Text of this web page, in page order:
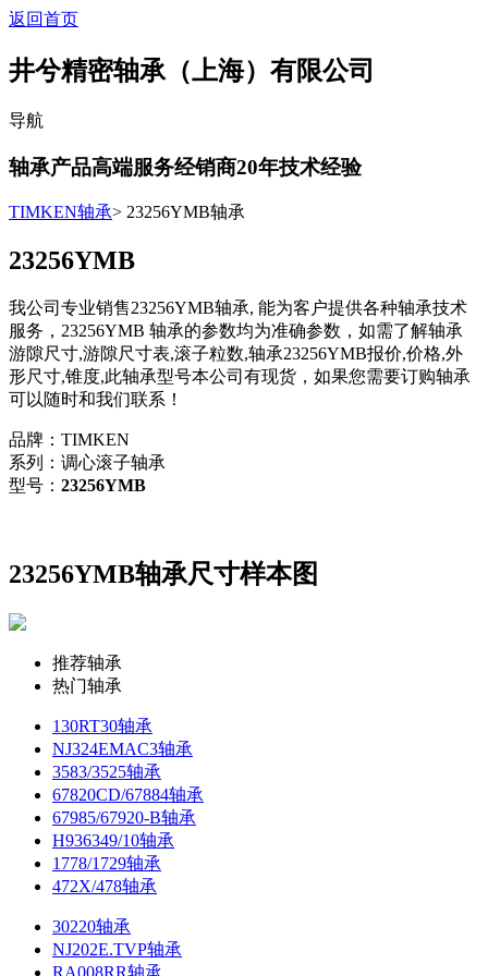
返回首页
井兮精密轴承（上海）有限公司
导航
轴承产品高端服务经销商20年技术经验
TIMKEN轴承> 23256YMB轴承
23256YMB
我公司专业销售23256YMB轴承, 能为客户提供各种轴承技术
服务，23256YMB 轴承的参数均为准确参数，如需了解轴承
游隙尺寸,游隙尺寸表,滚子粒数,轴承23256YMB报价,价格,外
形尺寸,锥度,此轴承型号本公司有现货，如果您需要订购轴承
可以随时和我们联系！
品牌：TIMKEN
系列：调心滚子轴承
型号： 23256YMB
23256YMB轴承尺寸样本图
推荐轴承
热门轴承
130RT30轴承
NJ324EMAC3轴承
3583/3525轴承
67820CD/67884轴承
67985/67920-B轴承
H936349/10轴承
1778/1729轴承
472X/478轴承
30220轴承
NJ202E.TVP轴承
RA008RR轴承